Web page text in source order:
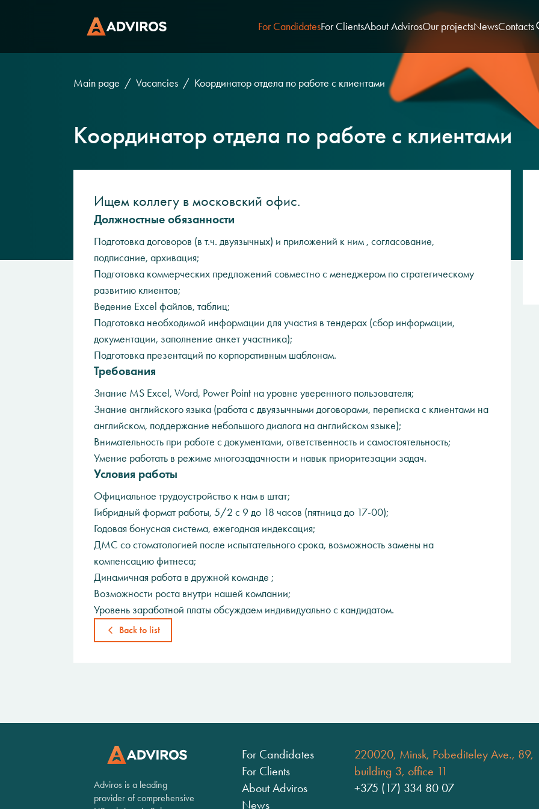
For CandidatesFor ClientsAbout AdvirosOur projectsNewsContacts
Main page Vacancies Координатор отдела по работе с клиентами
Координатор отдела по работе с клиентами
Ищем коллегу в московский офис.
Должностные обязанности
Подготовка договоров (в т.ч. двуязычных) и приложений к ним , согласование,
подписание, архивация;
Подготовка коммерческих предложений совместно с менеджером по стратегическому
развитию клиентов;
Ведение Excel файлов, таблиц;
Подготовка необходимой информации для участия в тендерах (сбор информации,
документации, заполнение анкет участника);
Подготовка презентаций по корпоративным шаблонам.
Требования
Знание MS Excel, Word, Power Point на уровне уверенного пользователя;
Знание английского языка (работа с двуязычными договорами, переписка с клиентами на
английском, поддержание небольшого диалога на английском языке);
Внимательность при работе с документами, ответственность и самостоятельность;
Умение работать в режиме многозадачности и навык приоритезации задач.
Условия работы
Официальное трудоустройство к нам в штат;
Гибридный формат работы, 5/2 с 9 до 18 часов (пятница до 17-00);
Годовая бонусная система, ежегодная индексация;
ДМС со стоматологией после испытательного срока, возможность замены на
компенсацию фитнеса;
Динамичная работа в дружной команде ;
Возможности роста внутри нашей компании;
Уровень заработной платы обсуждаем индивидуально с кандидатом.
Back to list
Adviros is a leading
provider of comprehensive
For Candidates
For Clients
About Adviros
News
220020, Minsk, Pobediteley Ave., 89,
building 3, office 11
+375 (17) 334 80 07